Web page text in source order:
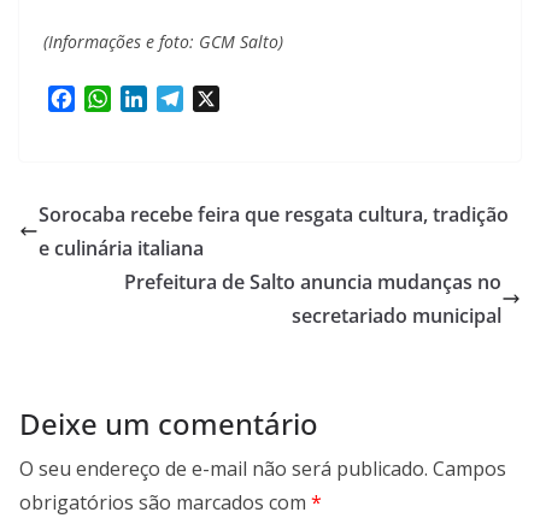
(Informações e foto: GCM Salto)
b
o
o
W
s
A
p
e
d
I
n
g
r
a
m
Sorocaba recebe feira que resgata cultura, tradição
e culinária italiana
Prefeitura de Salto anuncia mudanças no
secretariado municipal
Deixe um comentário
O seu endereço de e-mail não será publicado. Campos
obrigatórios são marcados com *